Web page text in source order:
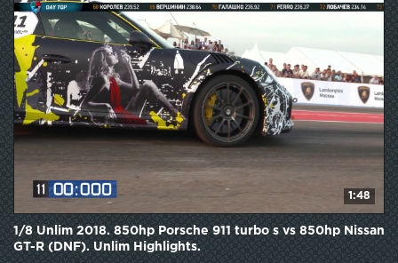
1:48
1/8 Unlim 2018. 850hp Porsche 911 turbo s vs 850hp Nissan
GT-R (DNF). Unlim Highlights.